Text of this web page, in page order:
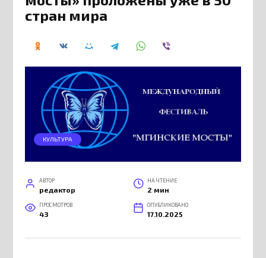
стран мира
КУЛЬТУРА
АВТОР
редактор
НА ЧТЕНИЕ
2 мин
ПРОСМОТРОВ
43
ОПУБЛИКОВАНО
17.10.2025